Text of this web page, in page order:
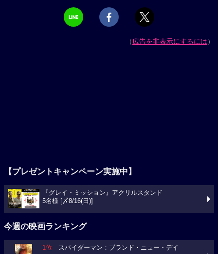
（広告を非表示にするには）
【プレゼントキャンペーン実施中】
『グレイ・ミッション』アクリルスタンド
5名様 [〆8/16(日)]
今週の映画ランキング
1位 スパイダーマン：ブランド・ニュー・デイ